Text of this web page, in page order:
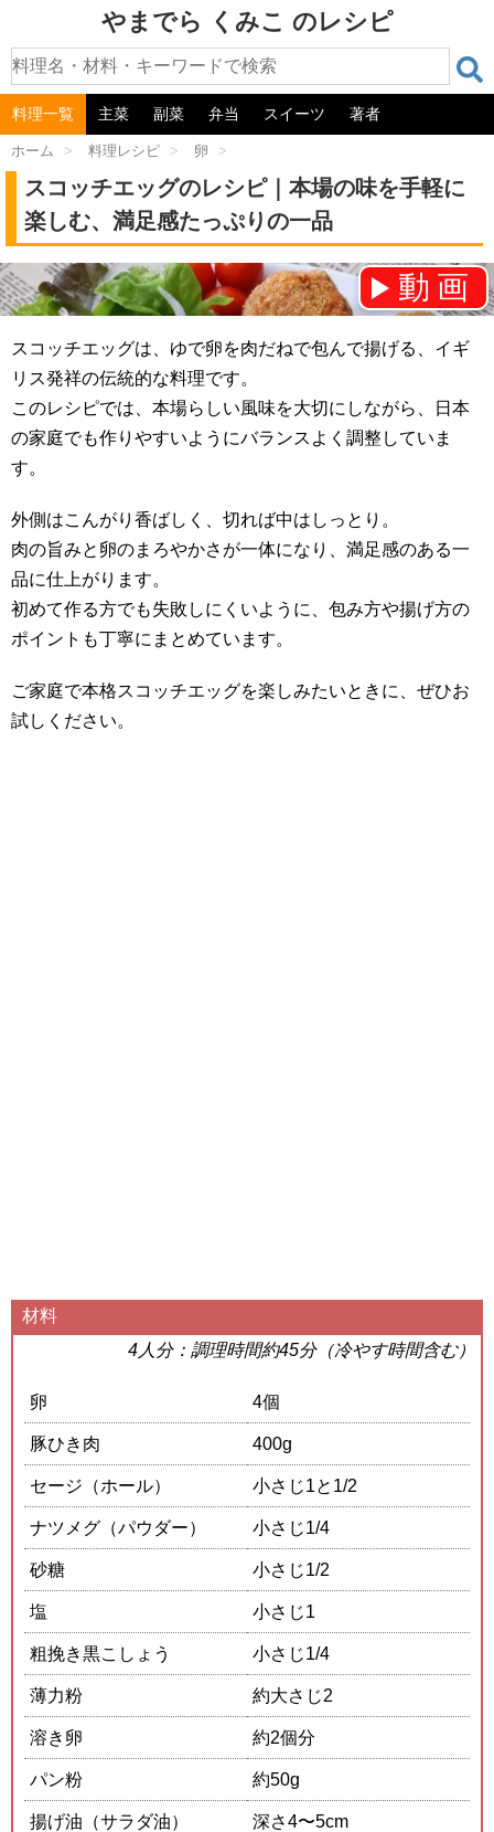
やまでら くみこ のレシピ
料理一覧 主菜 副菜 弁当 スイーツ 著者
ホーム > 料理レシピ > 卵 >
スコッチエッグのレシピ｜本場の味を手軽に
楽しむ、満足感たっぷりの一品
動画
チャンネル登録をお願いします！⇒
スコッチエッグは、ゆで卵を肉だねで包んで揚げる、イギ
リス発祥の伝統的な料理です。
このレシピでは、本場らしい風味を大切にしながら、日本
の家庭でも作りやすいようにバランスよく調整していま
す。
外側はこんがり香ばしく、切れば中はしっとり。
肉の旨みと卵のまろやかさが一体になり、満足感のある一
品に仕上がります。
初めて作る方でも失敗しにくいように、包み方や揚げ方の
ポイントも丁寧にまとめています。
ご家庭で本格スコッチエッグを楽しみたいときに、ぜひお
試しください。
材料
4人分：調理時間約45分（冷やす時間含む）
卵 4個
豚ひき肉 400g
セージ（ホール） 小さじ1と1/2
ナツメグ（パウダー） 小さじ1/4
砂糖 小さじ1/2
塩 小さじ1
粗挽き黒こしょう 小さじ1/4
薄力粉 約大さじ2
溶き卵 約2個分
パン粉 約50g
揚げ油（サラダ油） 深さ4〜5cm